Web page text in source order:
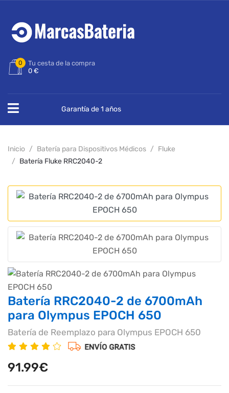
0
Tu cesta de la compra
0 €
Garantía de 1 años
Inicio Batería para Dispositivos Médicos
Fluke
Batería Fluke RRC2040-2
Batería RRC2040-2 de 6700mAh
para Olympus EPOCH 650
Batería de Reemplazo para Olympus EPOCH 650
91.99€